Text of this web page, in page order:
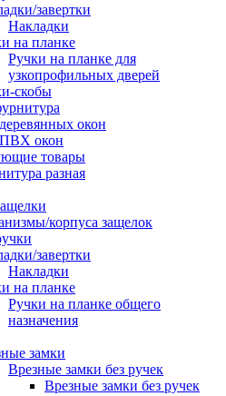
завертки
Накладки
на планке
Ручки на планке для
узкопрофильных дверей
скобы
окон
окон
товары
разная
корпуса защелок
завертки
Накладки
на планке
Ручки на планке общего
назначения
замки
Врезные замки без ручек
Врезные замки без ручек